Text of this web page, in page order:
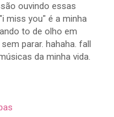
ouvindo essas
miss you" é a minha
to de olho em
parar. hahaha. fall
da minha vida.